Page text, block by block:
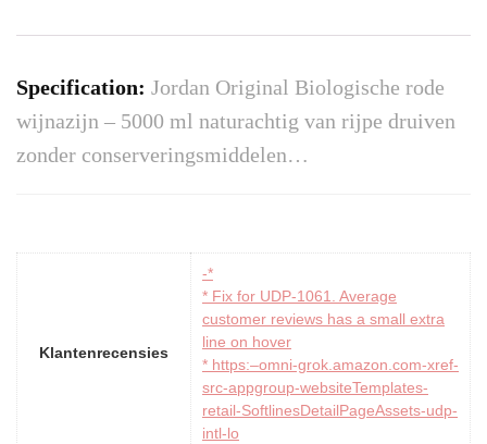
Specification: Jordan Original Biologische rode
wijnazijn – 5000 ml naturachtig van rijpe druiven
zonder conserveringsmiddelen…
Klantenrecensies
-*
* Fix for UDP-1061. Average
customer reviews has a small extra
line on hover
* https:–omni-grok.amazon.com-xref-
src-appgroup-websiteTemplates-
retail-SoftlinesDetailPageAssets-udp-
intl-lo